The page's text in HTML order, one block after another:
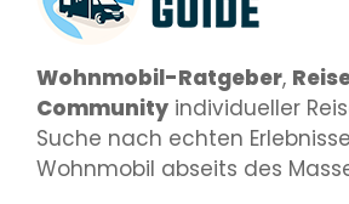
Wohnmobil-Ratgeber,
Community individueller
Suche nach echten
Wohnmobil abseits des